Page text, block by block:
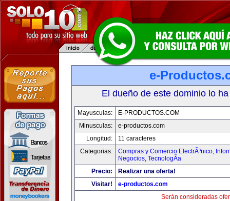
e-
El dueño de este dominio lo
Mayusculas:
E-PRODUCTOS.COM
Minusculas:
e-productos.com
Longitud:
11 caracteres
Categorias:
Compras y Comercio ElectrÃ³nico,
Negocios, TecnologÃ­a
Precio:
Realizar una oferta!
Visitar!
e-productos.com
Serán consideradas